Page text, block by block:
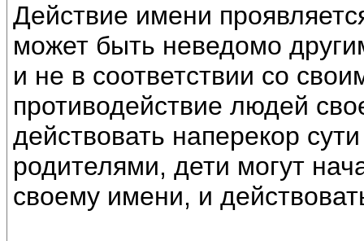
Действие имени
может быть неведомо
и не в соответствии со
противодействие людей
действовать наперекор
родителями, дети могут
своему имени, и